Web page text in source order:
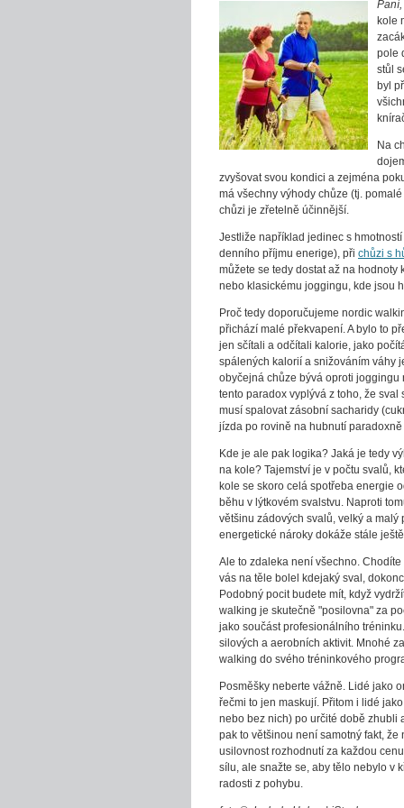
kole
pole
stůl
byl
Na
zvyšovat svou kondici a zejména
má všechny výhody chůze (tj.
chůzi je zřetelně účinnější.
Jestliže například jedinec s
denního příjmu enerige), při chůzi s
můžete se tedy dostat až na
nebo klasickému joggingu, kde jsou
Proč tedy doporučujeme nordic
přichází malé překvapení. A bylo to
jen sčítali a odčítali kalorie, jako
spálených kalorií a snižováním váhy
obyčejná chůze bývá oproti
tento paradox vyplývá z toho, že
musí spalovat zásobní sacharidy
jízda po rovině na hubnutí
Kde je ale pak logika? Jaká je tedy
na kole? Tajemství je v počtu svalů,
kole se skoro celá spotřeba energie
běhu v lýtkovém svalstvu. Naproti
většinu zádových svalů, velký a
energetické nároky dokáže stále
Ale to zdaleka není všechno.
vás na těle bolel kdejaký sval,
Podobný pocit budete mít, když
walking je skutečně "posilovna" za
jako součást profesionálního
silových a aerobních aktivit. Mnohé
walking do svého tréninkového
Posměšky neberte vážně. Lidé jako
řečmi to jen maskují. Přitom i lidé
nebo bez nich) po určité době zhubli
pak to většinou není samotný fakt,
usilovnost rozhodnutí za každou
sílu, ale snažte se, aby tělo nebylo v
radosti z pohybu.